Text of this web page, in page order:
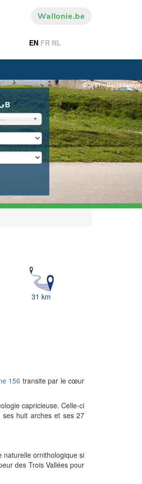
Wallonie.be
EN FR NL
31 km
156 transite par le cœur
capricieuse. Celle-ci
ses huit arches et ses 27
naturelle ornithologique si
des Trois Vallées pour